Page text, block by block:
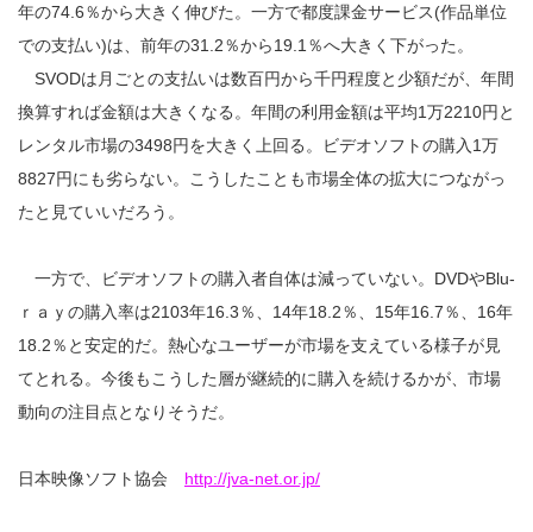
年の74.6％から大きく伸びた。一方で都度課金サービス(作品単位
での支払い)は、前年の31.2％から19.1％へ大きく下がった。
SVODは月ごとの支払いは数百円から千円程度と少額だが、年間
換算すれば金額は大きくなる。年間の利用金額は平均1万2210円と
レンタル市場の3498円を大きく上回る。ビデオソフトの購入1万
8827円にも劣らない。こうしたことも市場全体の拡大につながっ
たと見ていいだろう。
一方で、ビデオソフトの購入者自体は減っていない。DVDやBlu-
ｒａｙの購入率は2103年16.3％、14年18.2％、15年16.7％、16年
18.2％と安定的だ。熱心なユーザーが市場を支えている様子が見
てとれる。今後もこうした層が継続的に購入を続けるかが、市場
動向の注目点となりそうだ。
日本映像ソフト協会 http://jva-net.or.jp/